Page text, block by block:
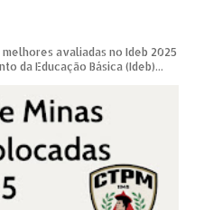
avaliadas no Ideb 2025
da Educação Básica (Ideb)...